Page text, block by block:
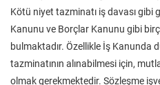
Kötü niyet tazminatı iş davası gibi
Kanunu ve Borçlar Kanunu gibi
bulmaktadır. Özellikle İş Kanunda
tazminatının alınabilmesi için,
olmak gerekmektedir. Sözleşme